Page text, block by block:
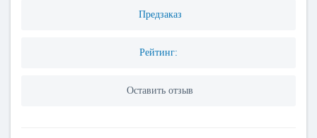
Предзаказ
Рейтинг:
Оставить отзыв